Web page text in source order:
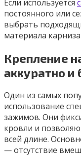
Если используется
постоянного или
выбрать
материала
Крепление
аккуратно
Один из самых
использование
зажимов. Они
кровли и
всей длине.
— отсутствие